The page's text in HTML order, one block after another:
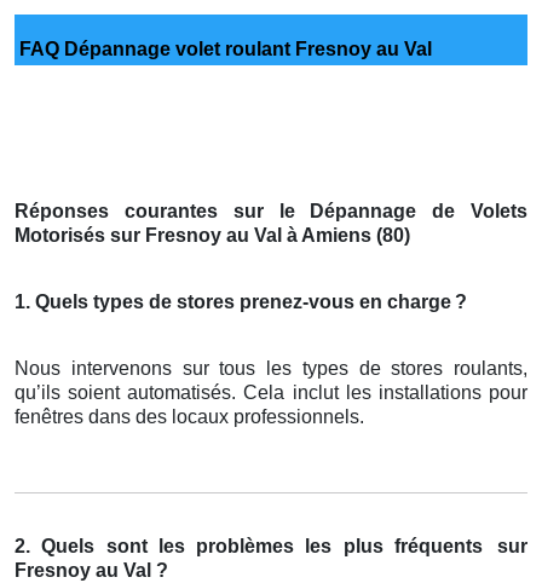
FAQ Dépannage volet roulant Fresnoy au Val
Réponses courantes sur le Dépannage de Volets
Motorisés sur Fresnoy au Val à Amiens (80)
1. Quels types de stores prenez-vous en charge ?
Nous intervenons sur tous les types de stores roulants,
qu’ils soient automatisés. Cela inclut les installations pour
fenêtres dans des locaux professionnels.
2. Quels sont les problèmes les plus fréquents
sur
Fresnoy au Val ?